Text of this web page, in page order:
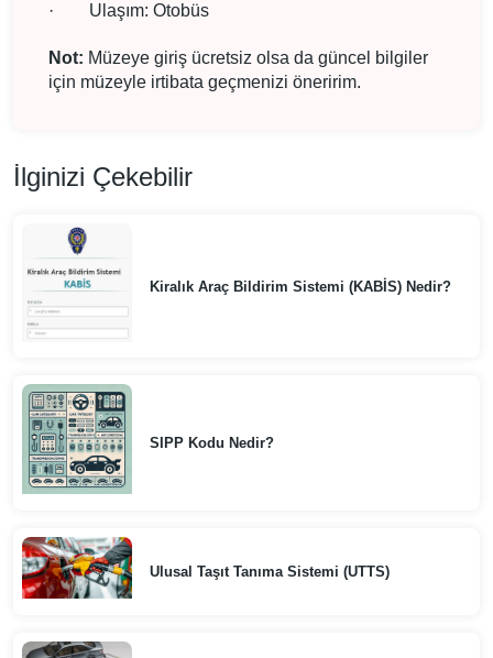
· Ulaşım: Otobüs
Not: Müzeye giriş ücretsiz olsa da güncel bilgiler
için müzeyle irtibata geçmenizi öneririm.
İlginizi Çekebilir
Kiralık Araç Bildirim Sistemi (KABİS) Nedir?
SIPP Kodu Nedir?
Ulusal Taşıt Tanıma Sistemi (UTTS)